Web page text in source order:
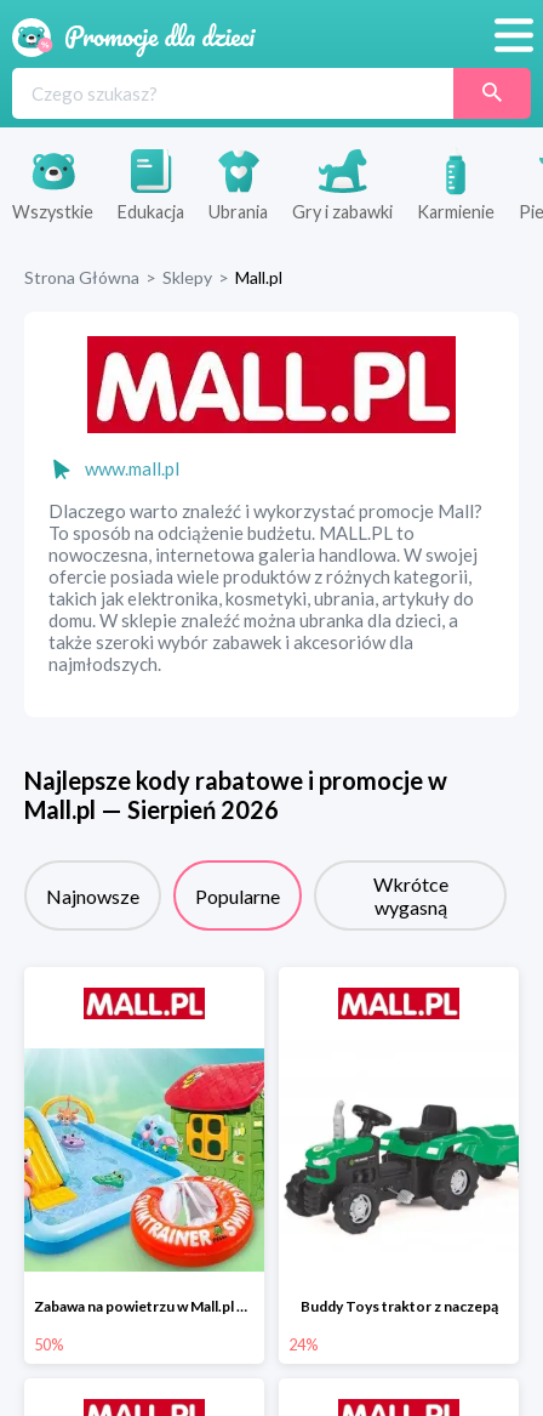
Produkty
Sklepy
Wszystkie Edukacja Ubrania Gry i zabawki Karmienie
Strona Główna > Sklepy > Mall.pl
www.mall.pl
Dlaczego warto znaleźć i wykorzystać promocje Mall?
To sposób na odciążenie budżetu. MALL.PL to
nowoczesna, internetowa galeria handlowa. W swojej
ofercie posiada wiele produktów z różnych kategorii,
takich jak elektronika, kosmetyki, ubrania, artykuły do
domu. W sklepie znaleźć można ubranka dla dzieci, a
także szeroki wybór zabawek i akcesoriów dla
najmłodszych.
Najlepsze kody rabatowe i promocje w
Mall.pl — Sierpień 2026
Najnowsze Popularne
Wkrótce
wygasną
Zabawa na powietrzu w Mall.pl do -50%
50%
Buddy Toys traktor z naczepą
24%